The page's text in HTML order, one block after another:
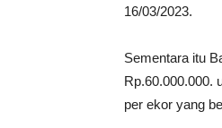
16/03/2023.
Sementara itu
Rp.60.000.000.
per ekor yang